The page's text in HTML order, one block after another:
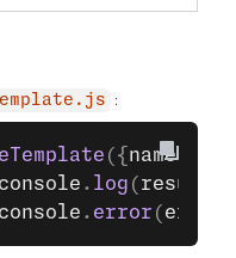
:
({ name:
. log ( result
. error ( error